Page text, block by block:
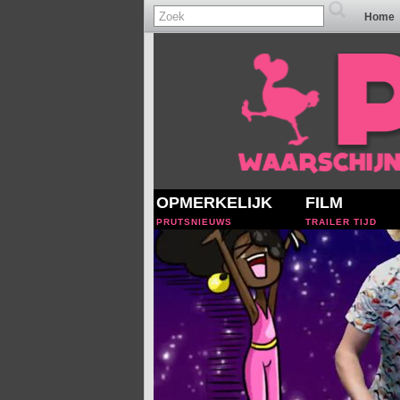
Home
OPMERKELIJK
PRUTSNIEUWS
FILM
TRAILER TIJD